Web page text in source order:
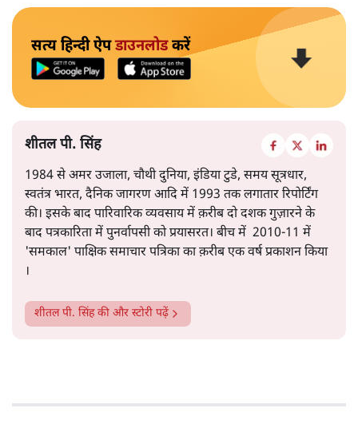
सत्य हिन्दी ऐपडाउनलोडकरें
शीतल पी. सिंह
1984 से अमर उजाला, चौथी दुनिया, इंडिया टुडे, समय सूत्रधार,
स्वतंत्र भारत, दैनिक जागरण आदि में 1993 तक लगातार रिपोर्टिंग
की। इसके बाद पारिवारिक व्यवसाय में क़रीब दो दशक गुज़ारने के
बाद पत्रकारिता में पुनर्वापसी को प्रयासरत। बीच में 2010-11 में
'समकाल' पाक्षिक समाचार पत्रिका का क़रीब एक वर्ष प्रकाशन किया
।
शीतल पी. सिंहकी और स्टोरी पढ़ें